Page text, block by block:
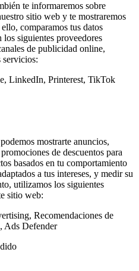
te informaremos sobre
sitio web y te mostraremos
comparamos tus datos
los siguientes proveedores
de publicidad online,
servicios:
LinkedIn, Printerest, TikTok
mostrarte anuncios,
de descuentos para
basados en tu comportamiento
a tus intereses, y medir su
utilizamos los siguientes
sitio web:
Recomendaciones de
Ads Defender